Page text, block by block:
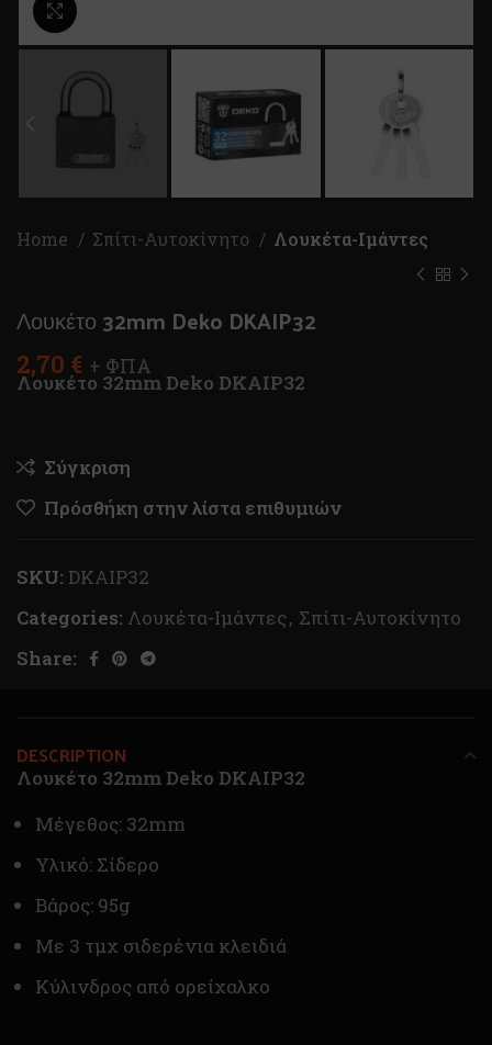
Home Σπίτι-Αυτοκίνητο Λουκέτα-Ιμάντες
Λουκέτο 32mm Deko DKAIP32
2,70 € + ΦΠΑ
Λουκέτο 32mm Deko DKAIP32
Σύγκριση
Πρόσθήκη στην λίστα επιθυμιών
SKU: DKAIP32
Categories: Λουκέτα-Ιμάντες, Σπίτι-Αυτοκίνητο
Share:
DESCRIPTION
Λουκέτο 32mm Deko DKAIP32
Μέγεθος: 32mm
Υλικό: Σίδερο
Βάρος: 95g
Με 3 τμχ σιδερένια κλειδιά
Κύλινδρος από ορείχαλκο